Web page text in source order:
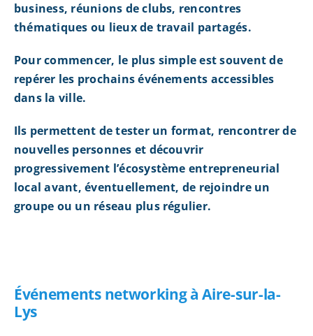
business, réunions de clubs, rencontres
thématiques ou lieux de travail partagés.
Pour commencer, le plus simple est souvent de
repérer les prochains événements accessibles
dans la ville.
Ils permettent de tester un format, rencontrer de
nouvelles personnes et découvrir
progressivement l’écosystème entrepreneurial
local avant, éventuellement, de rejoindre un
groupe ou un réseau plus régulier.
Événements networking à Aire-sur-la-
Lys